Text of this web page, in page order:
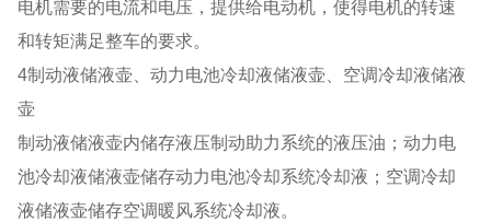
电机需要的电流和电压，提供给电动机，使得电机的转速
和转矩满足整车的要求。
4制动液储液壶、动力电池冷却液储液壶、空调冷却液储液
壶
制动液储液壶内储存液压制动助力系统的液压油；动力电
池冷却液储液壶储存动力电池冷却系统冷却液；空调冷却
液储液壶储存空调暖风系统冷却液。